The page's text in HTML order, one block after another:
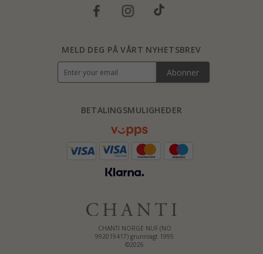
CHANTI NORGE NUF (NO
992019417) grunnlagt 1995
©2026
BETALINGSMULIGHEDER
MELD DEG PÅ VÅRT NYHETSBREV
Abonner